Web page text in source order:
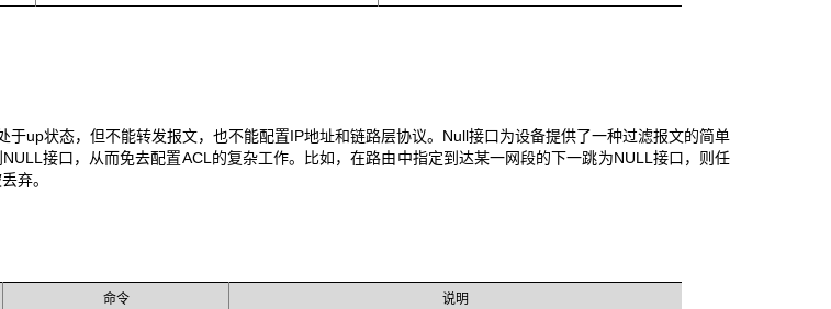
于up状态，但不能转发报文，也不能配置IP地址和链路层协议。Null接口为设备提供了一种过滤报文的简单
接口，从而免去配置ACL的复杂工作。比如，在路由中指定到达某一网段的下一跳为NULL接口，则任
弃。
命令 说明